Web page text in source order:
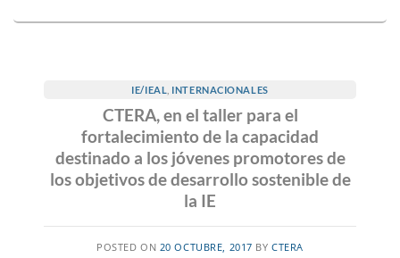
IE/IEAL INTERNACIONALES
CTERA, en el taller para el
fortalecimiento de la capacidad
destinado a los jóvenes promotores de
los objetivos de desarrollo sostenible de
la IE
POSTED ON 20 OCTUBRE, 2017 BY CTERA